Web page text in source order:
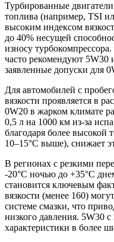
Турбированные
топлива (например, TSI
высоким индексом
до 40% несущей
износу
часто рекомендуют 5W30
заявленные допуски для
Для автомобилей с
вязкости проявляется в
0W20 в жарком климате
0,5 л на 1000 км из-за
благодаря более
10–15°C выше), снижает
В регионах с резкими
-20°C ночью до +35°C
становится ключевым
вязкости (менее 160)
системе смазки, что
низкого давления. 5W30
характеристики в более